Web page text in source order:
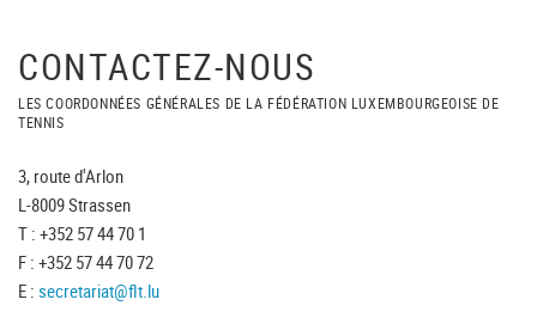
CONTACTEZ-NOUS
LES COORDONNÉES GÉNÉRALES DE LA FÉDÉRATION LUXEMBOURGEOISE DE
TENNIS
3, route d'Arlon
L-8009 Strassen
T : +352 57 44 70 1
F : +352 57 44 70 72
E : secretariat@flt.lu